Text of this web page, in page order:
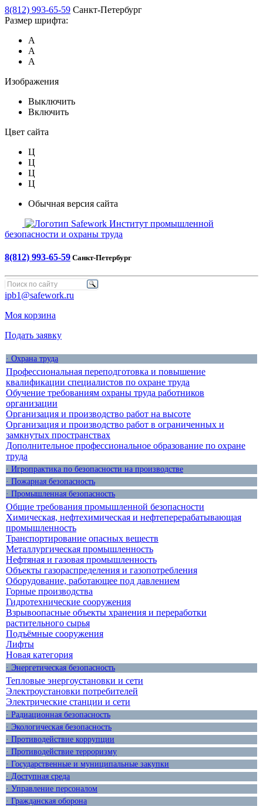
8(812) 993-65-59 Санкт-Петербург
Размер шрифта:
А
А
А
Изображения
Выключить
Включить
Цвет сайта
Ц
Ц
Ц
Ц
Обычная версия сайта
Safework Институт промышленной
безопасности и охраны труда
8(812) 993-65-59 Санкт-Петербург
ipb1@safework.ru
Моя корзина
Подать заявку
· Охрана труда
Профессиональная переподготовка и повышение
квалификации специалистов по охране труда
Обучение требованиям охраны труда работников
организации
Организация и производство работ на высоте
Организация и производство работ в ограниченных и
замкнутых пространствах
Дополнительное профессиональное образование по охране
труда
· Игропрактика по безопасности на производстве
· Пожарная безопасность
· Промышленная безопасность
Общие требования промышленной безопасности
Химическая, нефтехимическая и нефтеперерабатывающая
промышленность
Транспортирование опасных веществ
Металлургическая промышленность
Нефтяная и газовая промышленность
Объекты газораспределения и газопотребления
Оборудование, работающее под давлением
Горные производства
Гидротехнические сооружения
Взрывоопасные объекты хранения и переработки
растительного сырья
Подъёмные сооружения
Лифты
Новая категория
· Энергетическая безопасность
Тепловые энергоустановки и сети
Электроустановки потребителей
Электрические станции и сети
· Радиационная безопасность
· Экологическая безопасность
· Противодействие коррупции
· Противодействие терроризму
· Государственные и муниципальные закупки
· Доступная среда
· Управление персоналом
· Гражданская оборона